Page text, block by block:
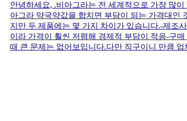
안녕하세요, .비아그라는 전 세계적으로 가장 많
아그라 약국약값을 합치면 부담이 되는 가격대인
지만 두 제품에는 몇 가지 차이가 있습니다.-제조
이라 가격이 훨씬 저렴해 경제적 부담이 적음-구
때 큰 문제는 없어보입니다.다만 직구이니 만큼